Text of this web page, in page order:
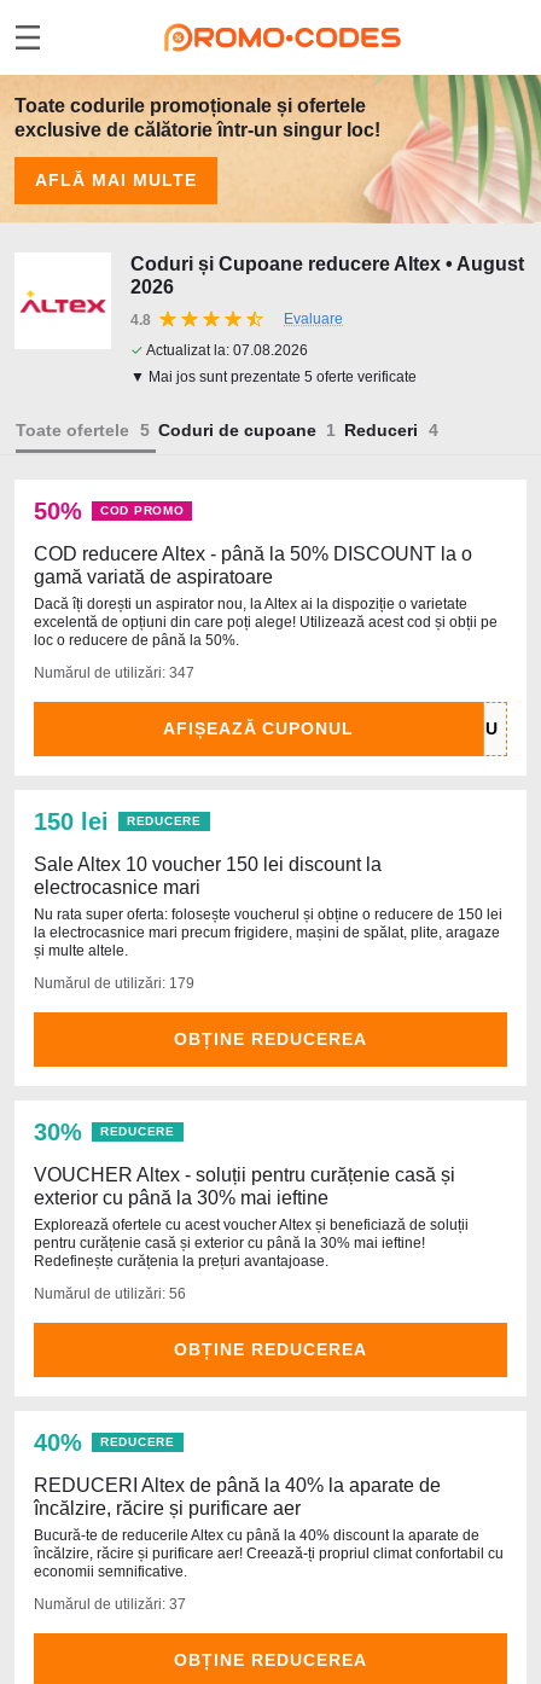
Toate codurile promoționale și ofertele
exclusive de călătorie într-un singur loc!
AFLĂ MAI MULTE
Coduri și Cupoane reducere Altex • August
2026
4.8
Evaluare
✓ Actualizat la: 07.08.2026
▼ Mai jos sunt prezentate 5 oferte verificate
Toate ofertele Coduri de cupoane Reduceri
50% COD PROMO
COD reducere Altex - până la 50% DISCOUNT la o
gamă variată de aspiratoare
Dacă îți dorești un aspirator nou, la Altex ai la dispoziție o varietate
excelentă de opțiuni din care poți alege! Utilizează acest cod și obții pe
loc o reducere de până la 50%.
Numărul de utilizări: 347
AFIȘEAZĂ CUPONUL
150 lei REDUCERE
Sale Altex 10 voucher 150 lei discount la
electrocasnice mari
Nu rata super oferta: folosește voucherul și obține o reducere de 150 lei
la electrocasnice mari precum frigidere, mașini de spălat, plite, aragaze
și multe altele.
Numărul de utilizări: 179
OBȚINE REDUCEREA
30% REDUCERE
VOUCHER Altex - soluții pentru curățenie casă și
exterior cu până la 30% mai ieftine
Explorează ofertele cu acest voucher Altex și beneficiază de soluții
pentru curățenie casă și exterior cu până la 30% mai ieftine!
Redefinește curățenia la prețuri avantajoase.
Numărul de utilizări: 56
OBȚINE REDUCEREA
40% REDUCERE
REDUCERI Altex de până la 40% la aparate de
încălzire, răcire și purificare aer
Bucură-te de reducerile Altex cu până la 40% discount la aparate de
încălzire, răcire și purificare aer! Creează-ți propriul climat confortabil cu
economii semnificative.
Numărul de utilizări: 37
OBȚINE REDUCEREA